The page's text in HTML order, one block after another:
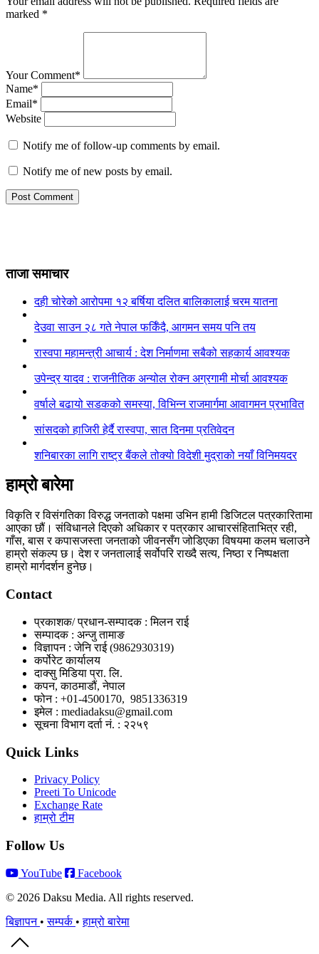
marked *
Your Comment*
Name*
Email*
Website
Notify me of follow-up comments by email.
Notify me of new posts by email.
ताजा समाचार
दही चोरेको आरोपमा १२ बर्षिया दलित बालिकालाई चरम यातना
देउवा साउन २८ गते नेपाल फर्किँदै, आगमन समय पनि तय
रास्वपा महामन्त्री आचार्य : देश निर्माणमा सबैको सहकार्य आवश्यक
उपेन्द्र यादव : राजनीतिक अन्योल रोक्न अग्रगामी मोर्चा आवश्यक
वर्षाले बढायो सडकको समस्या, विभिन्न राजमार्गमा आवागमन प्रभावित
सांसदको हाजिरी हेर्दै रास्वपा, सात दिनमा प्रतिवेदन
शनिबारका लागि राष्ट्र बैंकले तोक्यो विदेशी मुद्राको नयाँ विनिमयदर
हाम्रो बारेमा
विकृति र विसंगतिका विरुद्ध जनताको पक्षमा उभिन हामी डिजिटल पत्रकारितामा
आएका छौं। संविधानले दिएको अधिकार र पत्रकार आचारसंहिताभित्र रही,
गाँस, बास र कपासजस्ता जनताको जीवनसँग जोडिएका विषयमा कलम चलाउने
हाम्रो संकल्प छ। देश र जनतालाई सर्वोपरि राख्दै सत्य, निष्ठा र निष्पक्षता
हाम्रो मार्गदर्शन हुनेछ।
Contact
प्रकाशक/ प्रधान-सम्पादक : मिलन राई
सम्पादक : अन्जु तामाङ
विज्ञापन : जेनि राई (9862930319)
कर्पोरेट कार्यालय
दाक्सु मिडिया प्रा. लि.
कपन, काठमाडौं, नेपाल
फोन : +01-4500170, 9851336319
इमेल : mediadaksu@gmail.com
सूचना विभाग दर्ता नं. : २२५९
Quick Links
Privacy Policy
Preeti To Unicode
Exchange Rate
हाम्रो टीम
Follow Us
YouTube
Facebook
© 2026 Daksu Media. All rights reserved.
बिज्ञापन • सम्पर्क • हाम्रो बारेमा